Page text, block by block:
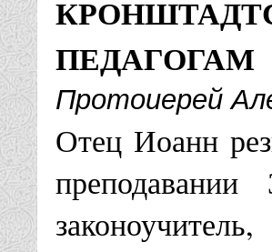
Брест
Брянская
Храм
ПЕДАГОГАМ
Протоиерей
Отец Иоанн